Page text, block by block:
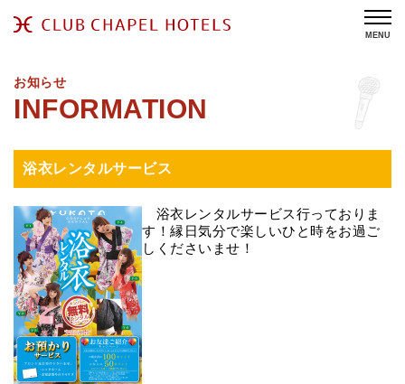
MENU
お知らせ
浴衣レンタルサービス
浴衣レンタルサービス行っておりま
す！縁日気分で楽しいひと時をお過ご
しくださいませ！